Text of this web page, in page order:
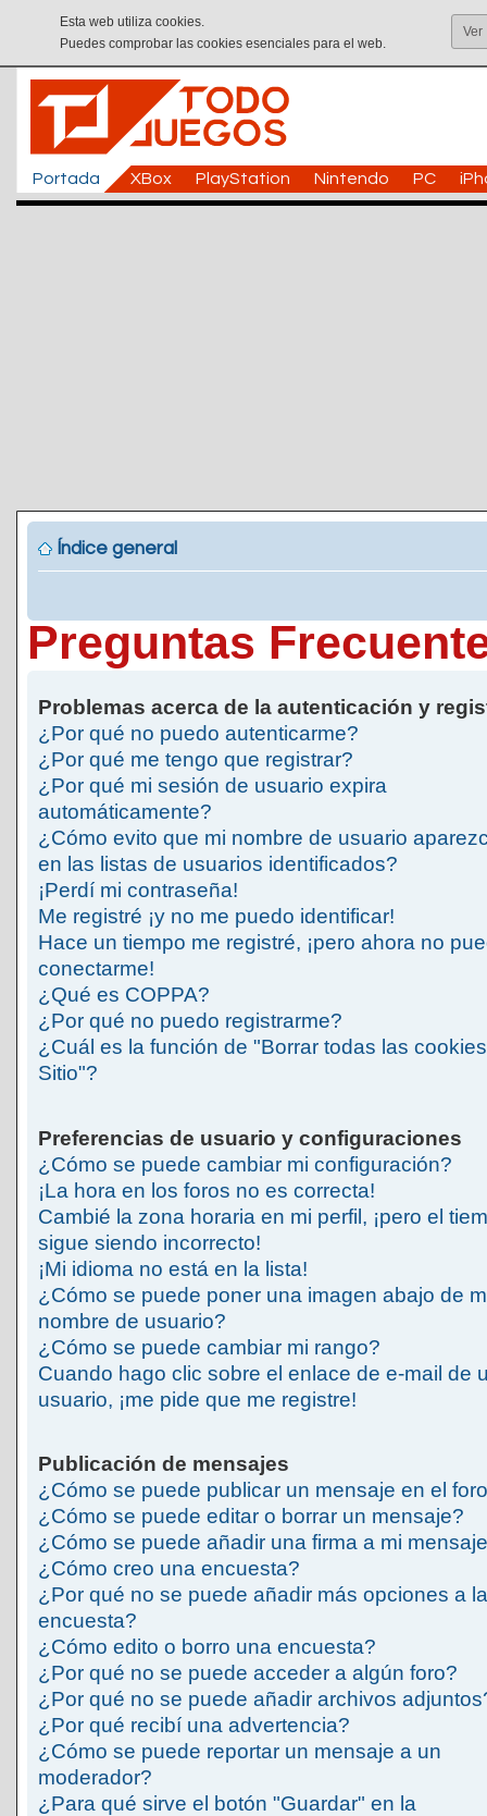
Esta web utiliza cookies.
Puedes comprobar las cookies esenciales para el web.
Ver
Portada XBox PlayStation Nintendo PC
Índice general
Preguntas
Problemas acerca de la autenticación y
¿Por qué no puedo autenticarme?
¿Por qué me tengo que registrar?
¿Por qué mi sesión de usuario expira
automáticamente?
¿Cómo evito que mi nombre de usuario
en las listas de usuarios identificados?
¡Perdí mi contraseña!
Me registré ¡y no me puedo identificar!
Hace un tiempo me registré, ¡pero ahora no
conectarme!
¿Qué es COPPA?
¿Por qué no puedo registrarme?
¿Cuál es la función de "Borrar todas las
Sitio"?
Preferencias de usuario y configuraciones
¿Cómo se puede cambiar mi configuración?
¡La hora en los foros no es correcta!
Cambié la zona horaria en mi perfil, ¡pero el
sigue siendo incorrecto!
¡Mi idioma no está en la lista!
¿Cómo se puede poner una imagen abajo de
nombre de usuario?
¿Cómo se puede cambiar mi rango?
Cuando hago clic sobre el enlace de e-mail de
usuario, ¡me pide que me registre!
Publicación de mensajes
¿Cómo se puede publicar un mensaje en el
¿Cómo se puede editar o borrar un mensaje?
¿Cómo se puede añadir una firma a mi
¿Cómo creo una encuesta?
¿Por qué no se puede añadir más opciones a la
encuesta?
¿Cómo edito o borro una encuesta?
¿Por qué no se puede acceder a algún foro?
¿Por qué no se puede añadir archivos
¿Por qué recibí una advertencia?
¿Cómo se puede reportar un mensaje a un
moderador?
¿Para qué sirve el botón "Guardar" en la